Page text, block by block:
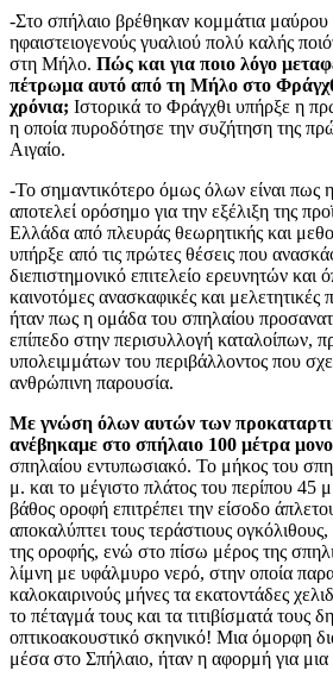
-Στο σπήλαιο βρέθηκαν κομμάτια μαύρου
ηφαιστειογενούς γυαλιού πολύ καλής
στη Μήλο. Πώς και για ποιο λόγο
πέτρωμα αυτό από τη Μήλο στο
χρόνια; Ιστορικά το Φράγχθι υπήρξε η
η οποία πυροδότησε την συζήτηση της
Αιγαίο.
-Το σημαντικότερο όμως όλων είναι πως
αποτελεί ορόσημο για την εξέλιξη της
Ελλάδα από πλευράς θεωρητικής και
υπήρξε από τις πρώτες θέσεις που
διεπιστημονικό επιτελείο ερευνητών
καινοτόμες ανασκαφικές και μελετητικές
ήταν πως η ομάδα του σπηλαίου
επίπεδο στην περισυλλογή καταλοίπων,
υπολειμμάτων του περιβάλλοντος που
ανθρώπινη παρουσία.
Με γνώση όλων αυτών των
ανέβηκαμε στο σπήλαιο 100 μέτρα
σπηλαίου εντυπωσιακό. Το μήκος του
μ. και το μέγιστο πλάτος του περίπου 45
βάθος οροφή επιτρέπει την είσοδο
αποκαλύπτει τους τεράστιους
της οροφής, ενώ στο πίσω μέρος της
λίμνη με υφάλμυρο νερό, στην οποία
καλοκαιρινούς μήνες τα εκατοντάδες
το πέταγμά τους και τα τιτιβίσματά τους
οπτικοακουστικό σκηνικό! Μια όμορφη
μέσα στο Σπήλαιο, ήταν η αφορμή για